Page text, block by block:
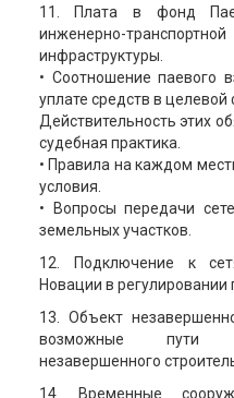
11. Плата в фонд
инженерно-
инфраструктуры.
• Соотношение паевого
уплате средств в
Действительность этих
судебная практика.
• Правила на каждом
условия.
• Вопросы передачи
земельных участков.
12. Подключение к
Новации в
13. Объект
возможные пути
незавершенного
14. Временные